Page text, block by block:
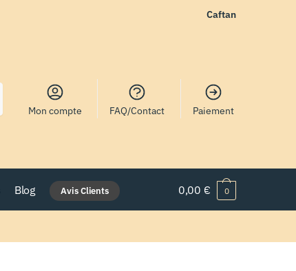
Caftan
Mon compte FAQ/Contact Paiement
Blog Avis Clients 0,00 € 0